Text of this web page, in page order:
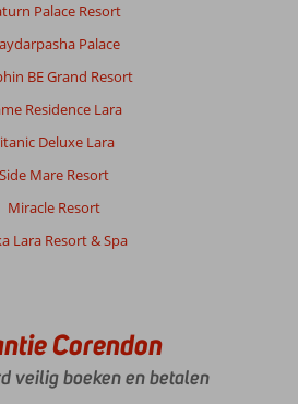
Palace Resort
Palace
BE Grand Resort
Residence Lara
Deluxe Lara
Side Mare Resort
Miracle Resort
Lara Resort & Spa
Corendon
veilig boeken en betalen